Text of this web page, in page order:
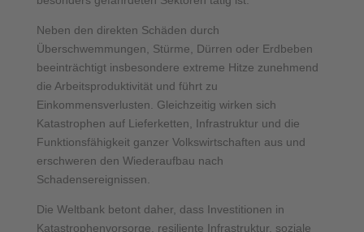
Neben den direkten Schäden durch
Überschwemmungen, Stürme, Dürren oder Erdbeben
beeinträchtigt insbesondere extreme Hitze zunehmend
die Arbeitsproduktivität und führt zu
Einkommensverlusten. Gleichzeitig wirken sich
Katastrophen auf Lieferketten, Infrastruktur und die
Funktionsfähigkeit ganzer Volkswirtschaften aus und
erschweren den Wiederaufbau nach
Schadensereignissen.
Die Weltbank betont daher, dass Investitionen in
Katastrophenvorsorge, resiliente Infrastruktur, soziale